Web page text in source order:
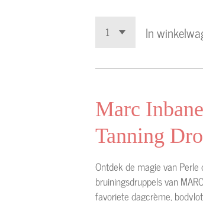
In
Marc
Tanning
Ontdek de magie van Perle
bruiningsdruppels van
favoriete dagcrème,